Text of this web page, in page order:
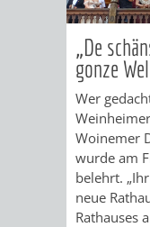
„De
gonze
Wer
Woinemer
wurde am
belehrt.
neue
Rathauses